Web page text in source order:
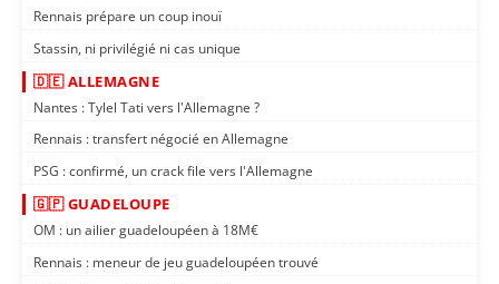
Rennais prépare un coup inouï
Stassin, ni privilégié ni cas unique
🇩🇪 ALLEMAGNE
Nantes : Tylel Tati vers l'Allemagne ?
Rennais : transfert négocié en Allemagne
PSG : confirmé, un crack file vers l'Allemagne
🇬🇵 GUADELOUPE
OM : un ailier guadeloupéen à 18M€
Rennais : meneur de jeu guadeloupéen trouvé